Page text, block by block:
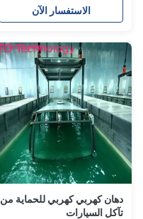
الاستفسار الآن
دهان كهربي كهربي للحماية من
تآكل السيارات